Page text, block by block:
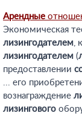
Арендные
Экономическая
лизингодателем,
лизингодателем (
предоставлении
... его
вознаграждение
лизингового